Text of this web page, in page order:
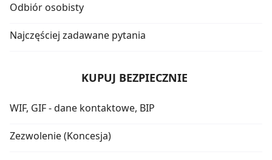
Odbiór osobisty
Najczęściej zadawane pytania
KUPUJ BEZPIECZNIE
WIF, GIF - dane kontaktowe, BIP
Zezwolenie (Koncesja)